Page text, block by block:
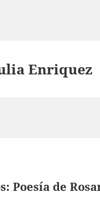
Enriquez
Poesía de